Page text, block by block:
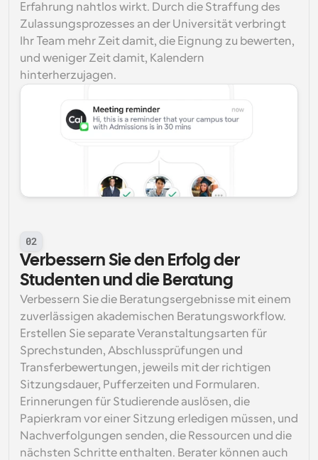
Erfahrung nahtlos wirkt. Durch die Straffung des
Zulassungsprozesses an der Universität verbringt
Ihr Team mehr Zeit damit, die Eignung zu bewerten,
und weniger Zeit damit, Kalendern
hinterherzujagen.
02
Verbessern Sie den Erfolg der
Studenten und die Beratung
Verbessern Sie die Beratungsergebnisse mit einem
zuverlässigen akademischen Beratungsworkflow.
Erstellen Sie separate Veranstaltungsarten für
Sprechstunden, Abschlussprüfungen und
Transferbewertungen, jeweils mit der richtigen
Sitzungsdauer, Pufferzeiten und Formularen.
Erinnerungen für Studierende auslösen, die
Papierkram vor einer Sitzung erledigen müssen, und
Nachverfolgungen senden, die Ressourcen und die
nächsten Schritte enthalten. Berater können auch